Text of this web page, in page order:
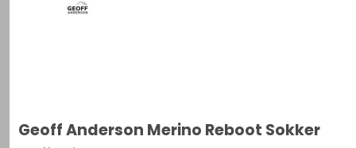
Geoff Anderson Merino Reboot Sokker